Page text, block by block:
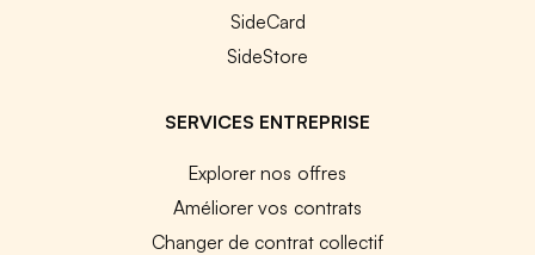
SideCard
SideStore
SERVICES ENTREPRISE
Explorer nos offres
Améliorer vos contrats
Changer de contrat collectif